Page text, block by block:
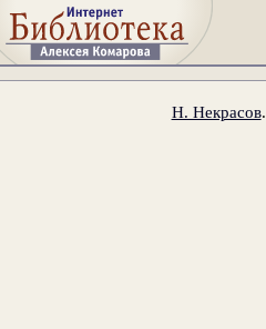
Н. Некрасов.